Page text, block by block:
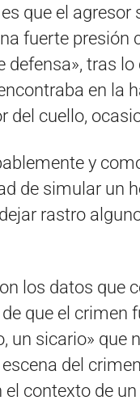
que el
fuerte
defensa», tras
en la
del cuello,
y
de simular un
rastro
los datos que
que el crimen
un sicario» que
del
el contexto de